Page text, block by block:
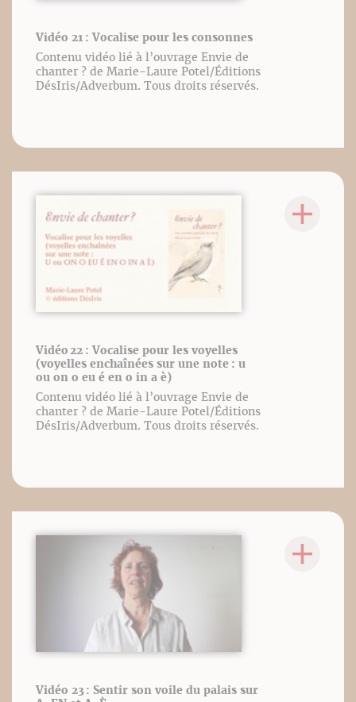
Vidéo 21 : Vocalise pour les consonnes
Contenu vidéo lié à l’ouvrage Envie de
chanter ? de Marie-Laure Potel/Éditions
DésIris/Adverbum. Tous droits réservés.
Vidéo 22 : Vocalise pour les voyelles
(voyelles enchaînées sur une note : u
ou on o eu é en o in a è)
Contenu vidéo lié à l’ouvrage Envie de
chanter ? de Marie-Laure Potel/Éditions
DésIris/Adverbum. Tous droits réservés.
Vidéo 23 : Sentir son voile du palais sur